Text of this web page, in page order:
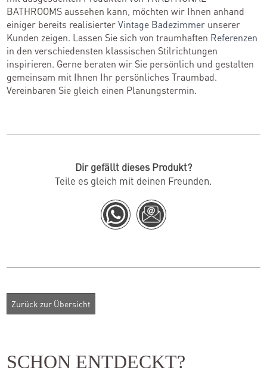
BATHROOMS aussehen kann, möchten wir Ihnen anhand
einiger bereits realisierterVintage Badezimmer unserer
Kunden zeigen. Lassen Sie sich von traumhaften Referenzen
in den verschiedensten klassischen Stilrichtungen
inspirieren. Gerne beraten wir Sie persönlich und gestalten
gemeinsam mit Ihnen Ihr persönliches Traumbad.
Vereinbaren Sie gleich einen Planungstermin.
Dir gefällt dieses Produkt?
Teile es gleich mit deinen Freunden.
SCHON ENTDECKT?